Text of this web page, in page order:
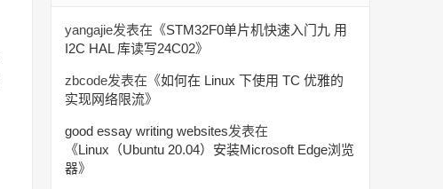
yangajie发表在《STM32F0单片机快速入门九 用
I2C HAL 库读写24C02》
zbcode发表在《如何在 Linux 下使用 TC 优雅的
实现网络限流》
good essay writing websites发表在
《Linux（Ubuntu 20.04）安装Microsoft Edge浏览
器》